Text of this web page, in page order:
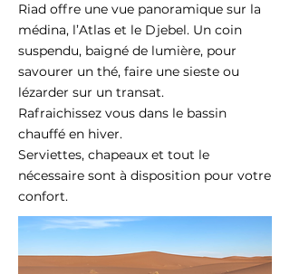
Riad offre une vue panoramique sur la
médina, l’Atlas et le Djebel. Un coin
suspendu, baigné de lumière, pour
savourer un thé, faire une sieste ou
lézarder sur un transat.
Rafraichissez vous dans le bassin
chauffé en hiver.
Serviettes, chapeaux et tout le
nécessaire sont à disposition pour votre
confort.